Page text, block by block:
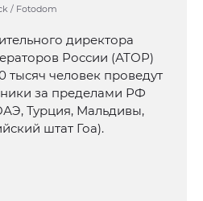
/ Fotodom
директора
России (АТОР)
человек проведут
за пределами РФ
Турция, Мальдивы,
штат Гоа).